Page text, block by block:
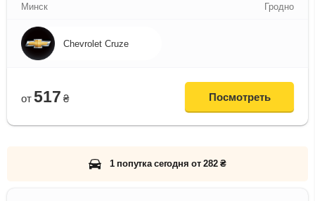
Минск Гродно
Chevrolet Cruze
от 517 ₴ Посмотреть
1 попутка сегодня от 282 ₴